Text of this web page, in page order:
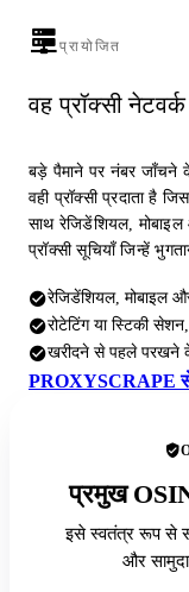
प्रायोजित
वह प्रॉक्सी
बड़े पैमाने पर नंबर जाँचने
वही प्रॉक्सी प्रदाता है
साथ रेजिडेंशियल,
प्रॉक्सी सूचियाँ जिन्हें
रेजिडेंशियल, मोबाइल
रोटेटिंग या स्टिकी
खरीदने से पहले परखने के
PROXYSCRAPE
प्रमुख
इसे स्वतंत्र रूप से
और